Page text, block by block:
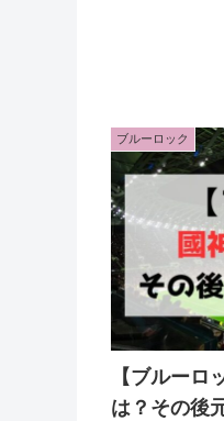
ブルーロック
【ブルーロ
は？その後